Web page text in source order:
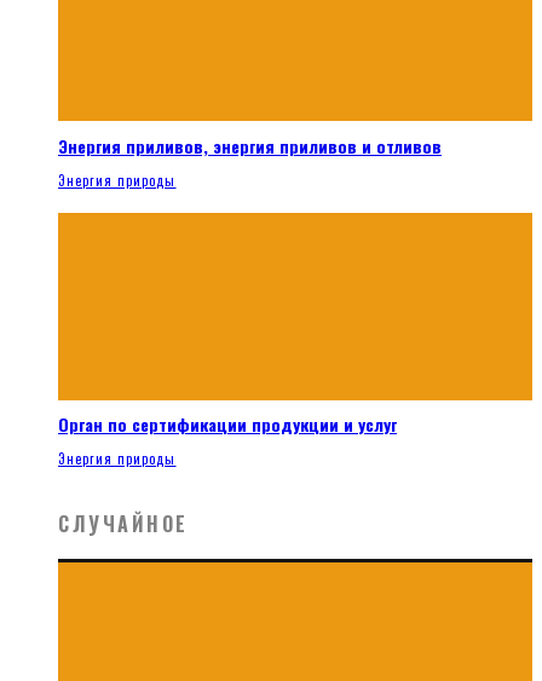
Энергия приливов, энергия приливов и отливов
Энергия природы
Орган по сертификации продукции и услуг
Энергия природы
СЛУЧАЙНОЕ